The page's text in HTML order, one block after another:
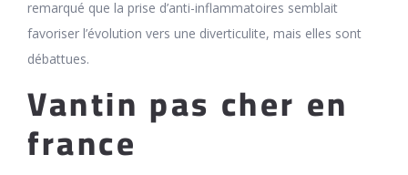
remarqué que la prise d’anti-inflammatoires semblait
favoriser l’évolution vers une diverticulite, mais elles sont
débattues.
Vantin pas cher en
france